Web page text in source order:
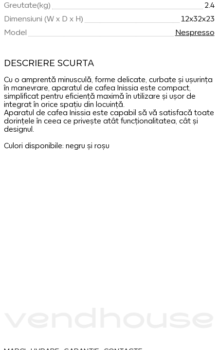
Greutate(kg)
2.4
Dimensiuni (W x D x H)
12x32x23
Model
Nespresso
DESCRIERE SCURTA
Cu o amprentă minusculă, forme delicate, curbate și ușurința
în manevrare, aparatul de cafea Inissia este compact,
simplificat pentru eficiență maximă în utilizare și ușor de
integrat în orice spațiu din locuință.
Aparatul de cafea Inissia este capabil să vă satisfacă toate
dorințele în ceea ce privește atât funcționalitatea, cât și
designul.
Culori disponibile: negru și roșu